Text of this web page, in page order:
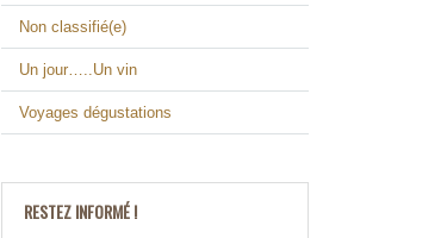
Non classifié(e)
Un jour…..Un vin
Voyages dégustations
RESTEZ INFORMÉ !